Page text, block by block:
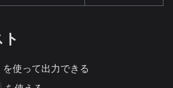
を使って出力できる